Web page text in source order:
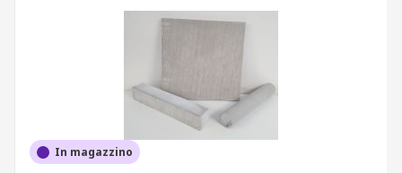
In magazzino